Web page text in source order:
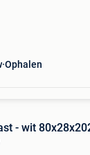
Ophalen
- wit